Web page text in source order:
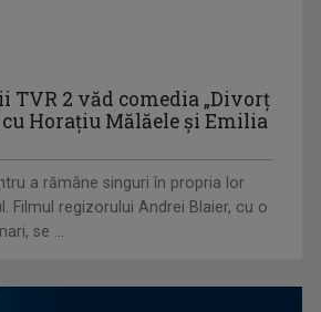
telefonul și cum salvarea era mereu
TVR 2 văd comedia „Divorţ
cu Horaţiu Mălăele şi Emilia
a rămâne singuri în propria lor
Filmul regizorului Andrei Blaier, cu o
se ...